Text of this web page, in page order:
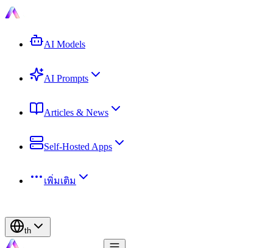
AI Models
AI Prompts
Articles & News
Self-Hosted Apps
เพิ่มเติม
th